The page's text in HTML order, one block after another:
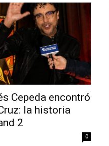
Cepeda encontró
la historia
2
0